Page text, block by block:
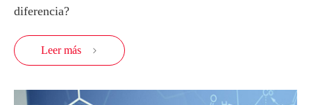
diferencia?
Leer más 